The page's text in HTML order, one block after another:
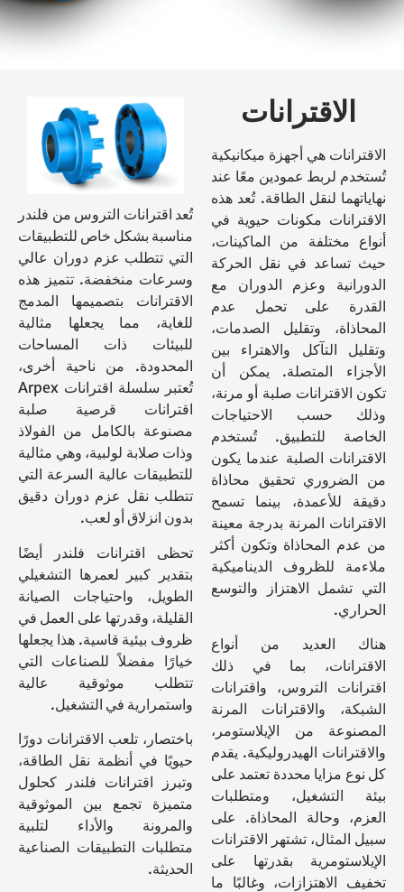
الاقترانات
الاقترانات هي أجهزة ميكانيكية
تُستخدم لربط عمودين معًا عند
نهاياتهما لنقل الطاقة. تُعد هذه
الاقترانات مكونات حيوية في
أنواع مختلفة من الماكينات،
حيث تساعد في نقل الحركة
الدورانية وعزم الدوران مع
القدرة على تحمل عدم
المحاذاة، وتقليل الصدمات،
وتقليل التآكل والاهتراء بين
الأجزاء المتصلة. يمكن أن
تكون الاقترانات صلبة أو مرنة،
وذلك حسب الاحتياجات
الخاصة للتطبيق. تُستخدم
الاقترانات الصلبة عندما يكون
من الضروري تحقيق محاذاة
دقيقة للأعمدة، بينما تسمح
الاقترانات المرنة بدرجة معينة
من عدم المحاذاة وتكون أكثر
ملاءمة للظروف الديناميكية
التي تشمل الاهتزاز والتوسع
الحراري.
هناك العديد من أنواع
الاقترانات، بما في ذلك
اقترانات التروس، واقترانات
الشبكة، والاقترانات المرنة
المصنوعة من الإيلاستومر،
والاقترانات الهيدروليكية. يقدم
كل نوع مزايا محددة تعتمد على
بيئة التشغيل، ومتطلبات
العزم، وحالة المحاذاة. على
سبيل المثال، تشتهر الاقترانات
الإيلاستومرية بقدرتها على
تخفيف الاهتزازات، وغالبًا ما
تُعد اقترانات التروس من فلندر
مناسبة بشكل خاص للتطبيقات
التي تتطلب عزم دوران عالي
وسرعات منخفضة. تتميز هذه
الاقترانات بتصميمها المدمج
للغاية، مما يجعلها مثالية
للبيئات ذات المساحات
المحدودة. من ناحية أخرى،
تُعتبر سلسلة اقترانات Arpex
اقترانات قرصية صلبة
مصنوعة بالكامل من الفولاذ
وذات صلابة لولبية، وهي مثالية
للتطبيقات عالية السرعة التي
تتطلب نقل عزم دوران دقيق
بدون انزلاق أو لعب.
تحظى اقترانات فلندر أيضًا
بتقدير كبير لعمرها التشغيلي
الطويل، واحتياجات الصيانة
القليلة، وقدرتها على العمل في
ظروف بيئية قاسية. هذا يجعلها
خيارًا مفضلاً للصناعات التي
تتطلب موثوقية عالية
واستمرارية في التشغيل.
باختصار، تلعب الاقترانات دورًا
حيويًا في أنظمة نقل الطاقة،
وتبرز اقترانات فلندر كحلول
متميزة تجمع بين الموثوقية
والمرونة والأداء لتلبية
متطلبات التطبيقات الصناعية
الحديثة.